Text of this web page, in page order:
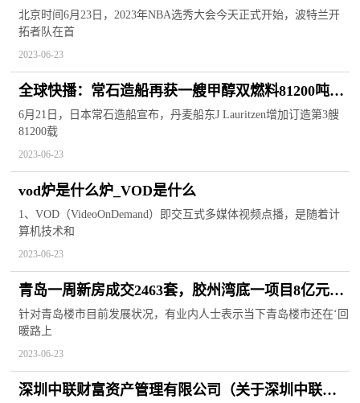
最年轻球员
北京时间6月23日，2023年NBA选秀大会今天正式开始，波特兰开
拓者队在首
2023-06-23
全球快播：常石造船再获一艘甲醇双燃料81200吨散
货船订单
6月21日，日本常石造船宣布，丹麦船东J Lauritzen增加订造第3艘
81200载
2023-06-23
vod炉是什么炉_VOD是什么
1、VOD（VideoOnDemand）即交互式多媒体视频点播，是随着计
算机技术和
2023-06-23
青岛一周新房成交2463套，胶州湾底一项目8亿元斩
获楼市单周销冠！ 当前热讯
针对青岛楼市目前发展状况，有业内人士表示当下青岛楼市还在‘回
暖路上
2023-06-23
深圳中联财富资产管理有限公司（关于深圳中联财